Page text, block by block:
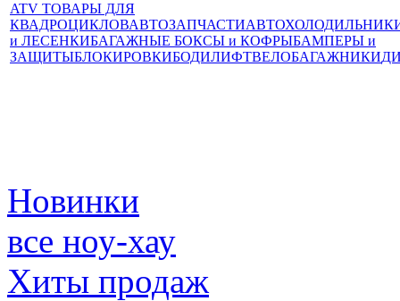
ATV ТОВАРЫ ДЛЯ
КВАДРОЦИКЛОВАВТОЗАПЧАСТИ
и ЛЕСЕНКИБАГАЖНЫЕ БОКСЫ и КОФРЫБАМПЕРЫ и
ЗАЩИТЫБЛОКИРОВКИБОДИЛИФТВЕЛОБАГАЖНИКИ
Новинки
все ноу-хау
Хиты продаж